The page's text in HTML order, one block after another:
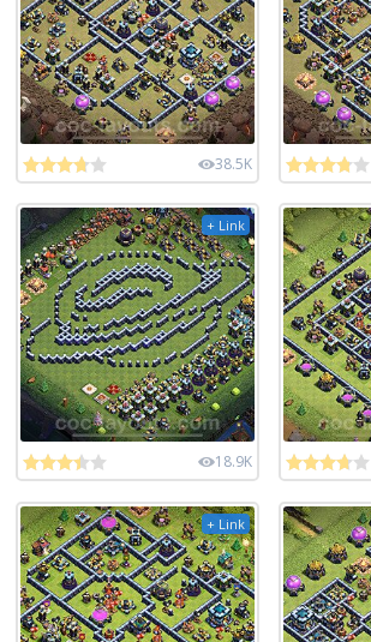
38.5K
+ Link
18.9K
+ Link